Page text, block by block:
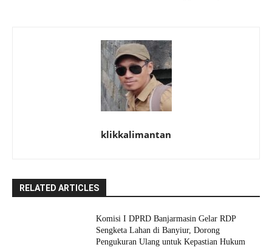
klikkalimantan
RELATED ARTICLES
Komisi I DPRD Banjarmasin Gelar RDP
Sengketa Lahan di Banyiur, Dorong
Pengukuran Ulang untuk Kepastian Hukum